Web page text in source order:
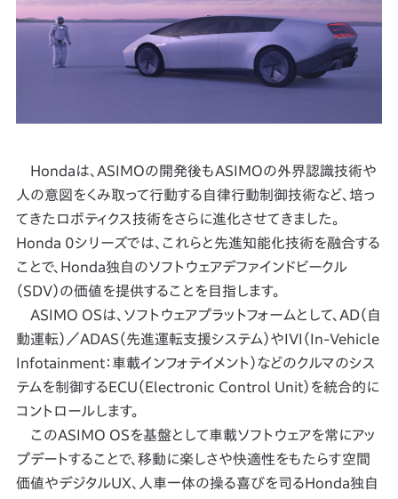
Hondaは、ASIMOの開発後もASIMOの外界認識技術や
人の意図をくみ取って行動する自律行動制御技術など、培っ
てきたロボティクス技術をさらに進化させてきました。
Honda 0シリーズでは、これらと先進知能化技術を融合する
ことで、Honda独自のソフトウェアデファインドビークル
（SDV）の価値を提供することを目指します。
ASIMO OSは、ソフトウェアプラットフォームとして、AD（自
動運転）／ADAS（先進運転支援システム）やIVI（In-Vehicle
Infotainment：車載インフォテイメント）などのクルマのシス
テムを制御するECU（Electronic Control Unit）を統合的に
コントロールします。
このASIMO OSを基盤として車載ソフトウェアを常にアッ
プデートすることで、移動に楽しさや快適性をもたらす空間
価値やデジタルUX、人車一体の操る喜びを司るHonda独自